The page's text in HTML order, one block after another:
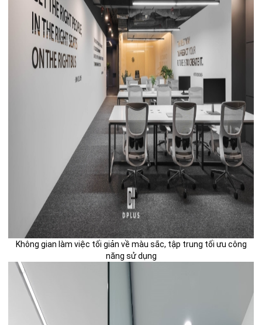
Không gian làm việc tối giản về màu sắc, tập trung tối ưu công
năng sử dụng